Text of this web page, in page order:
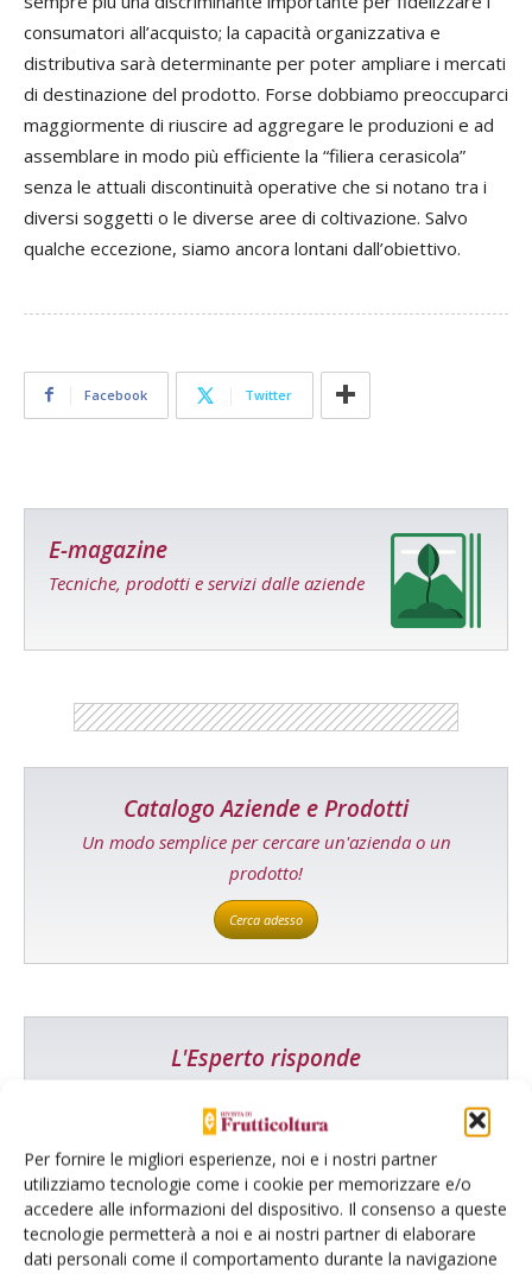
Per fornire le migliori esperienze, noi e i nostri partner
utilizziamo tecnologie come i cookie per memorizzare e/o
accedere alle informazioni del dispositivo. Il consenso a queste
tecnologie permetterà a noi e ai nostri partner di elaborare
dati personali come il comportamento durante la navigazione
consumatori all’acquisto; la capacità organizzativa e
distributiva sarà determinante per poter ampliare i mercati
di destinazione del prodotto. Forse dobbiamo preoccuparci
maggiormente di riuscire ad aggregare le produzioni e ad
assemblare in modo più efficiente la “filiera cerasicola”
senza le attuali discontinuità operative che si notano tra i
diversi soggetti o le diverse aree di coltivazione. Salvo
qualche eccezione, siamo ancora lontani dall’obiettivo.
Facebook Twitter
E-magazine
Tecniche, prodotti e servizi dalle aziende
Catalogo Aziende e Prodotti
Un modo semplice per cercare un'azienda o un
prodotto!
Cerca adesso
L'Esperto risponde
Cerca adesso